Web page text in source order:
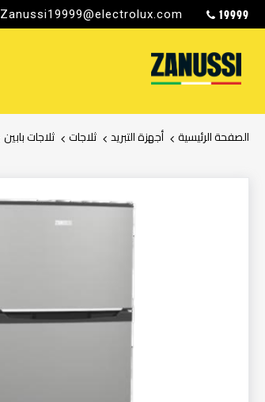
19999
Zanussi19999@electrolux.com
الصفحة الرئيسية أجهزة التبريد ثلاجات ثلاجات بابين